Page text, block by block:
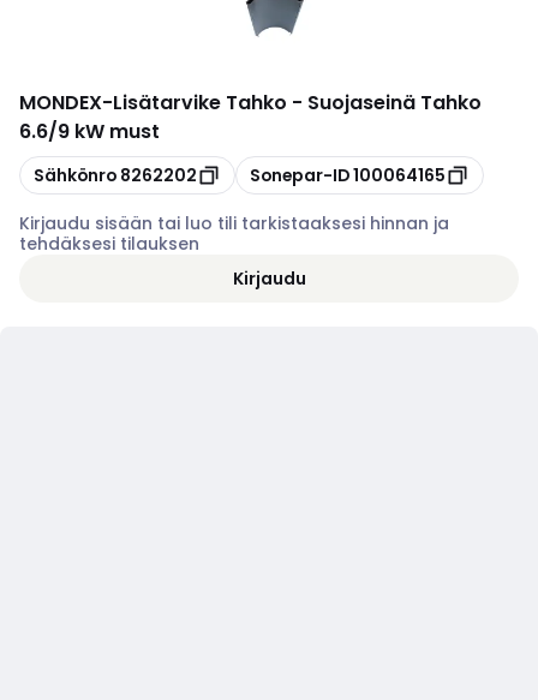
MONDEX-Lisätarvike Tahko - Suojaseinä Tahko
6.6/9 kW must
Kopioi
Sähkönro 8262202 Kopioi
Sonepar-ID100064165
Kirjaudu sisään tai luo tili tarkistaaksesi hinnan ja
tehdäksesi tilauksen
Kirjaudu